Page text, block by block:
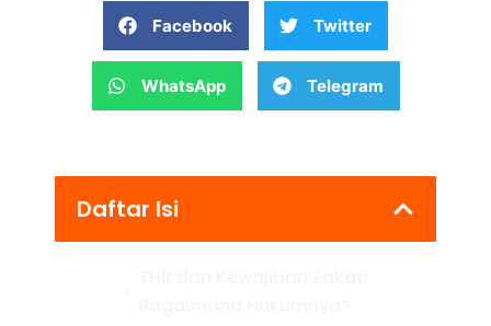
Facebook Twitter
WhatsApp Telegram
Daftar Isi